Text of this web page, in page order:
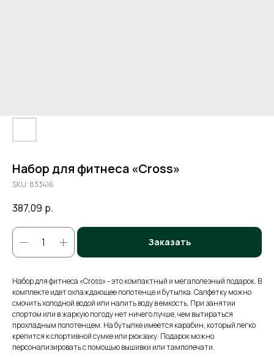
Набор для фитнеса «Cross»
SKU: 833416
387,09 р.
Заказать
Набор для фитнеса «Cross» - это компактный и мегаполезный подарок. В
комплекте идет охлаждающее полотенце и бутылка. Салфетку можно
смочить холодной водой или налить воду в емкость. При занятии
спортом или в жаркую погоду нет ничего лучше, чем вытираться
прохладным полотенцем. На бутылке имеется карабин, который легко
крепится к спортивной сумке или рюкзаку. Подарок можно
персонализировать с помощью вышивки или тампопечати.